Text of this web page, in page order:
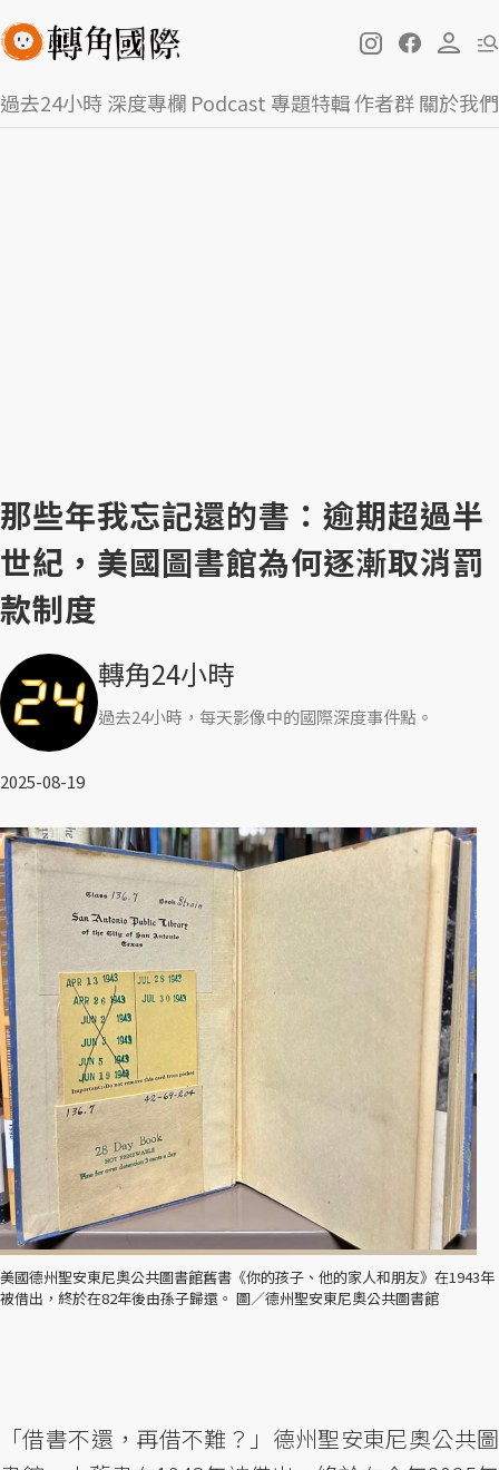
過去24小時深度專欄 Podcast 專題特輯作者群關於我們
那些年我忘記還的書：逾期超過半
世紀，美國圖書館為何逐漸取消罰
款制度
轉角24小時
過去24小時，每天影像中的國際深度事件點。
2025-08-19
美國德州聖安東尼奧公共圖書館舊書《你的孩子、他的家人和朋友》在1943年
被借出，終於在82年後由孫子歸還。 圖／德州聖安東尼奧公共圖書館
「借書不還，再借不難？」德州聖安東尼奧公共圖